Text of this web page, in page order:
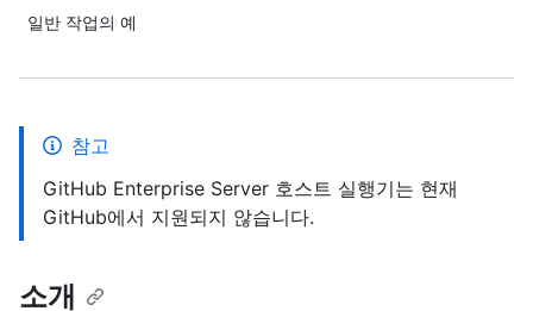
일반 작업의 예
참고
GitHub Enterprise Server 호스트 실행기는 현재
GitHub에서 지원되지 않습니다.
소개